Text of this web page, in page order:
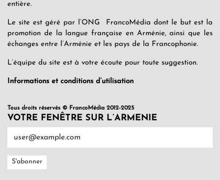
entière.
Le site est géré par l’ONG FrancoMédia dont le but est la
promotion de la langue française en Arménie, ainsi que les
échanges entre l’Arménie et les pays de la Francophonie.
L’équipe du site est à votre écoute pour toute suggestion.
Informations et conditions d’utilisation
Tous droits réservés © FrancoMédia 2012-2025
VOTRE FENÊTRE SUR L’ARMENIE